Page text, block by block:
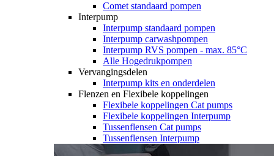
Comet standaard pompen
Interpump
Interpump standaard pompen
Interpump carwashpompen
Interpump RVS pompen - max. 85°C
Alle Hogedrukpompen
Vervangingsdelen
Interpump kits en onderdelen
Flenzen en Flexibele koppelingen
Flexibele koppelingen Cat pumps
Flexibele koppelingen Interpump
Tussenflensen Cat pumps
Tussenflensen Interpump